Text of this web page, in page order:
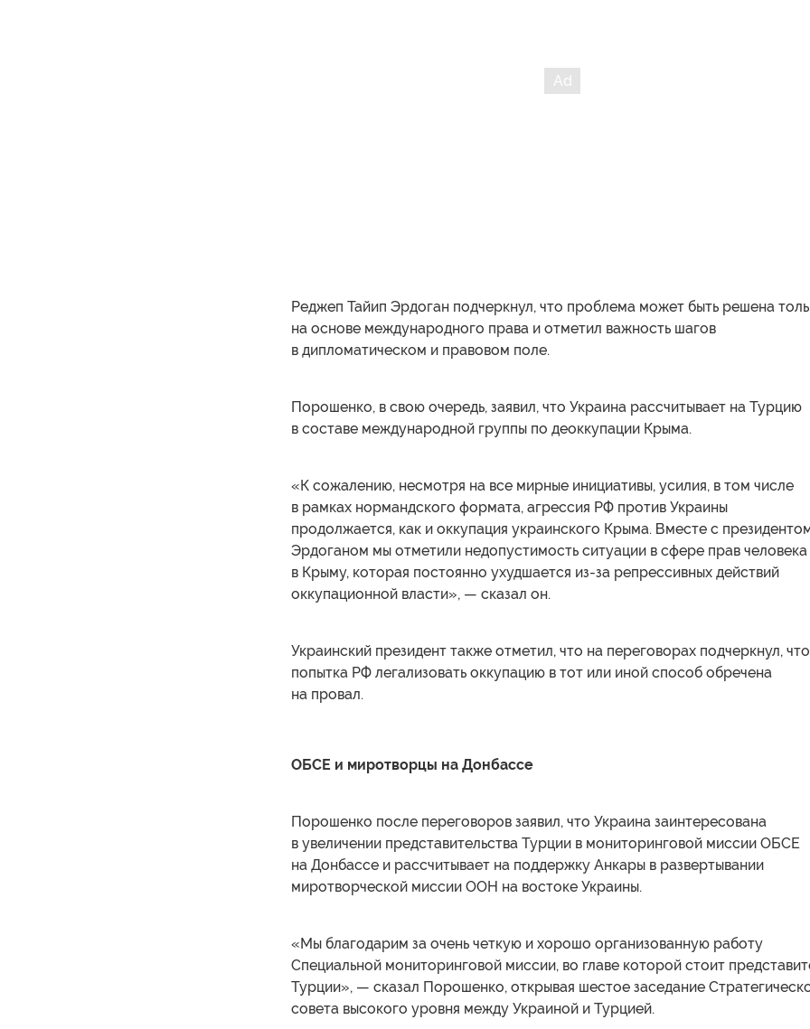
Реджеп Тайип Эрдоган подчеркнул, что проблема может быть решена
на основе международного права и отметил важность шагов
в дипломатическом и правовом поле.
Порошенко, в свою очередь, заявил, что Украина рассчитывает на Турцию
в составе международной группы по деоккупации Крыма.
«К сожалению, несмотря на все мирные инициативы, усилия, в том числе
в рамках нормандского формата, агрессия РФ против Украины
продолжается, как и оккупация украинского Крыма. Вместе с
Эрдоганом мы отметили недопустимость ситуации в сфере прав человека
в Крыму, которая постоянно ухудшается из-за репрессивных действий
оккупационной власти», — сказал он.
Украинский президент также отметил, что на переговорах подчеркнул, что
попытка РФ легализовать оккупацию в тот или иной способ обречена
на провал.
ОБСЕ и миротворцы на Донбассе
Порошенко после переговоров заявил, что Украина заинтересована
в увеличении представительства Турции в мониторинговой миссии ОБСЕ
на Донбассе и рассчитывает на поддержку Анкары в развертывании
миротворческой миссии ООН на востоке Украины.
«Мы благодарим за очень четкую и хорошо организованную работу
Специальной мониторинговой миссии, во главе которой стоит
Турции», — сказал Порошенко, открывая шестое заседание
совета высокого уровня между Украиной и Турцией.